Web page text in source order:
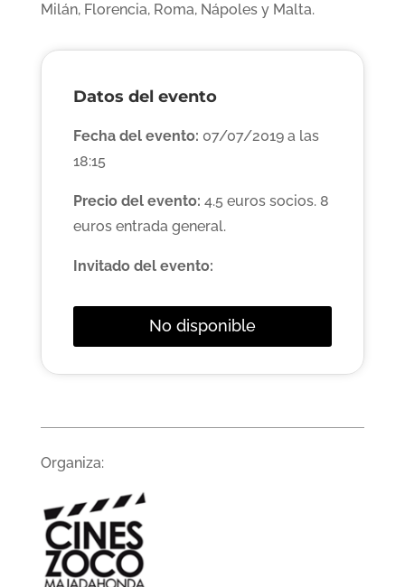
Milán, Florencia, Roma, Nápoles y Malta.
Datos del evento
Fecha del evento: 07/07/2019 a las
18:15
Precio del evento: 4.5 euros socios. 8
euros entrada general.
Invitado del evento:
No disponible
Organiza: